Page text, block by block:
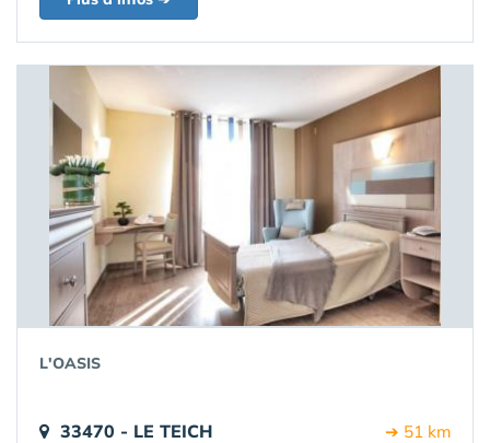
L'OASIS
33470 - LE TEICH ➔ 51 km